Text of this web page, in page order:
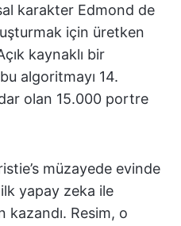
karakter Edmond de
için üretken
kaynaklı bir
algoritmayı 14.
olan 15.000 portre
müzayede evinde
ilk yapay zeka ile
kazandı. Resim, o